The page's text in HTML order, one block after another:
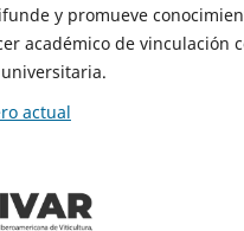
y promueve
académico de vinculación
actual